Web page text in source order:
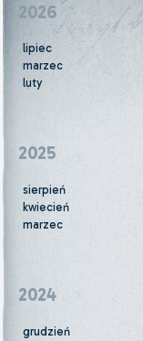
2026
lipiec
marzec
luty
2025
sierpień
kwiecień
marzec
2024
grudzień